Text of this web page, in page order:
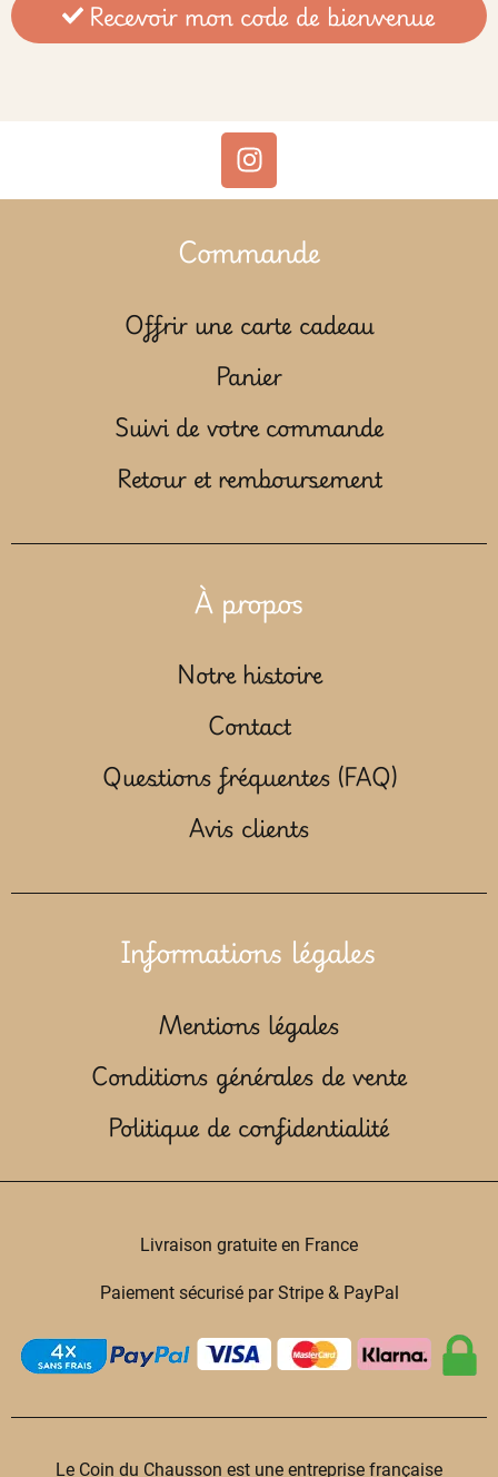
Recevoir mon code de bienvenue
Commande
Offrir une carte cadeau
Panier
Suivi de votre commande
Retour et remboursement
À propos
Notre histoire
Contact
Questions fréquentes (FAQ)
Avis clients
Informations légales
Mentions légales
Conditions générales de vente
Politique de confidentialité
Livraison gratuite en France
Paiement sécurisé par Stripe & PayPal
Le Coin du Chausson est une entreprise française